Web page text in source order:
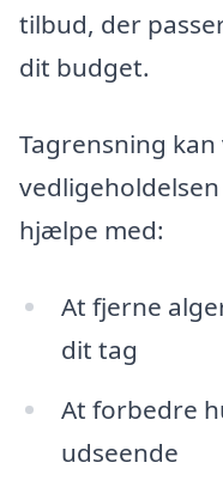
tilbud, der
dit budget.
Tagrensning
hjælpe med:
At fjerne
dit tag
At forbedre
udseende